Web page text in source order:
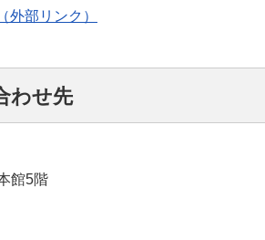
部リンク）
わせ先
館5階